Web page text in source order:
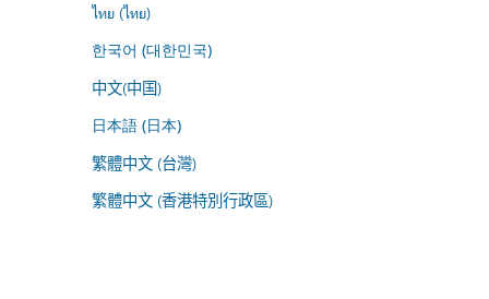
ไทย (ไทย)
한국어 (대한민국)
中文(中国)
日本語 (日本)
繁體中文 (台灣)
繁體中文 (香港特別行政區)